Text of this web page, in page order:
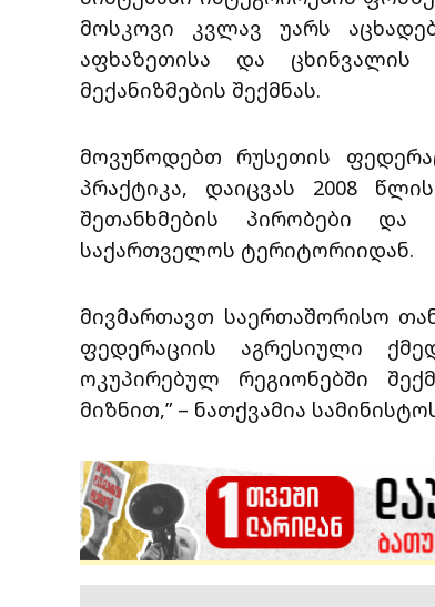
მოსკოვი კვლავ უარს
აფხაზეთისა და ცხინვალის
მექანიზმების შექმნას.
მოვუწოდებთ რუსეთის
პრაქტიკა, დაიცვას 2008
შეთანხმების პირობები და
საქართველოს ტერიტორიიდან.
მივმართავთ საერთაშორისო
ფედერაციის აგრესიული
ოკუპირებულ რეგიონებში
მიზნით,” – ნათქვამია